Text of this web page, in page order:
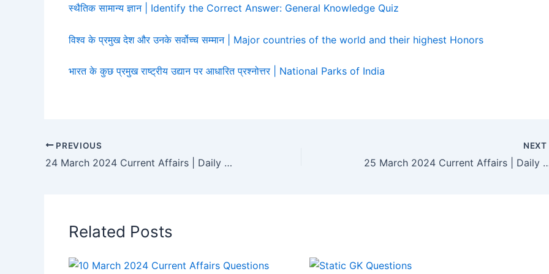
स्थैतिक सामान्य ज्ञान | Identify the Correct Answer: General Knowledge Quiz
विश्व के प्रमुख देश और उनके सर्वोच्च सम्मान | Major countries of the world and their highest Honors
भारत के कुछ प्रमुख राष्ट्रीय उद्यान पर आधारित प्रश्नोत्तर | National Parks of India
PREVIOUS
24 March 2024 Current Affairs | Daily Current Affairs
NEXT
25 March 2024 Current
Related Posts